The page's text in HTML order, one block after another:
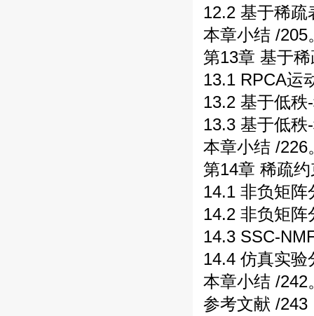
12.2 基于稀疏
本章小结 /205
第13章 基于
13.1 RPCA运
13.2 基于低
13.3 基于低
本章小结 /226
第14章 稀疏
14.1 非负矩阵
14.2 非负矩阵
14.3 SSC-
14.4 仿真实验
本章小结 /242
参考文献 /243